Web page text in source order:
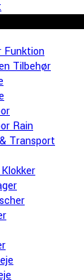
Funktion
Tilbehør
Rain
Transport